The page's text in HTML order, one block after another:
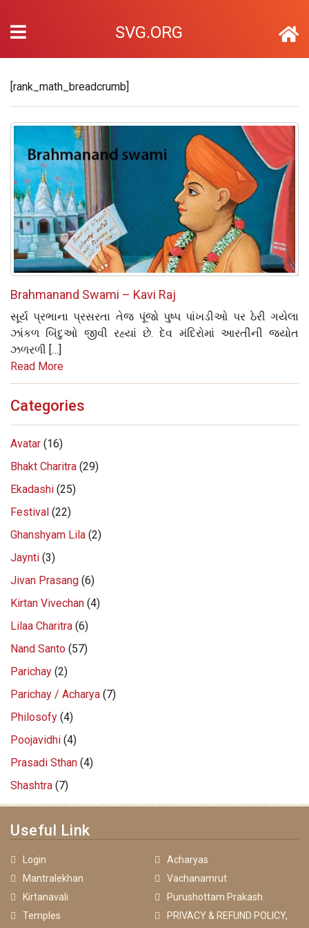
SVG.ORG
[rank_math_breadcrumb]
Brahmanand Swami – Kavi Raj
સૂર્ય પ્રભાના પ્રસરતા તેજ પૂંજો પુષ્પ પાંખડીઓ પર ઠેરી ગયેલા
ઝાંકળ બિંદુઓ જીવી રહ્યાં છે. દેવ મંદિરોમાં આરતીની જયોત
ઝળરળી […]
Read More
Categories
Avatar (16)
Bhakt Charitra (29)
Ekadashi (25)
Festival (22)
Ghanshyam Lila (2)
Jaynti (3)
Jivan Prasang (6)
Kirtan Vivechan (4)
Lilaa Charitra (6)
Nand Santo (57)
Parichay (2)
Parichay / Acharya (7)
Philosofy (4)
Poojavidhi (4)
Prasadi Sthan (4)
Shashtra (7)
Useful Link
Login
Acharyas
Mantralekhan
Vachanamrut
Kirtanavali
Purushottam Prakash
Temples
PRIVACY & REFUND POLICY,